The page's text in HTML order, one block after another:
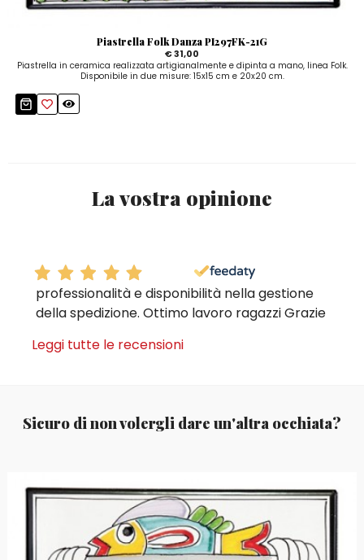
Piastrella Folk Danza PI297FK-21G
€ 31,00
Piastrella in ceramica realizzata artigianalmente e dipinta a mano, linea Folk.
Disponibile in due misure: 15x15 cm e 20x20 cm.
La vostra opinione
professionalità e disponibilità nella gestione
della spedizione. Ottimo lavoro ragazzi Grazie
Leggi tutte le recensioni
Sicuro di non volergli dare un'altra occhiata?